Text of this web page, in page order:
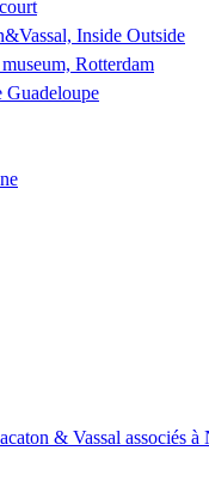
Inside Outside
Rotterdam
Guadeloupe
& Vassal associés